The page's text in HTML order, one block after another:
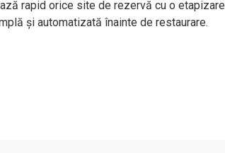
rapid orice site de rezervă cu o etapizare
și automatizată înainte de restaurare.